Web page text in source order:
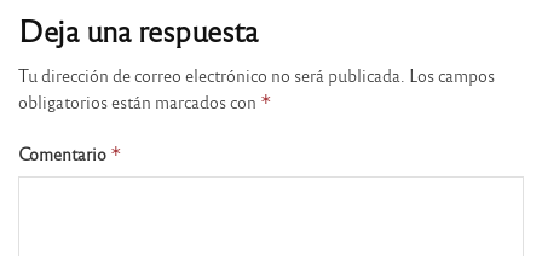
Deja una respuesta
Tu dirección de correo electrónico no será publicada. Los campos
obligatorios están marcados con *
Comentario *